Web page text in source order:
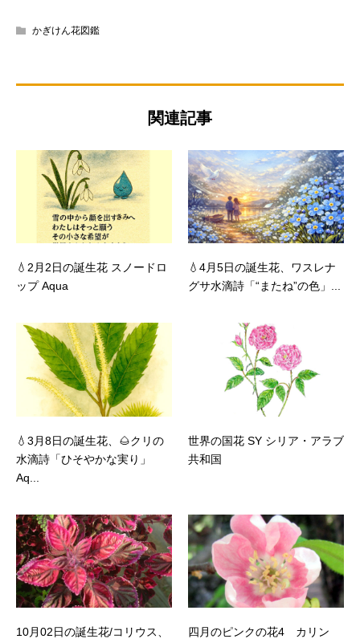
かぎけん花図鑑
関連記事
💧2月2日の誕生花 スノードロ
ップ Aqua
💧4月5日の誕生花、ワスレナ
グサ水滴詩「“またね”の色」...
💧3月8日の誕生花、🌰クリの
水滴詩「ひそやかな実り」
Aq...
世界の国花 SY シリア・アラブ
共和国
10月02日の誕生花/コリウス、
四月のピンクの花4 カリン